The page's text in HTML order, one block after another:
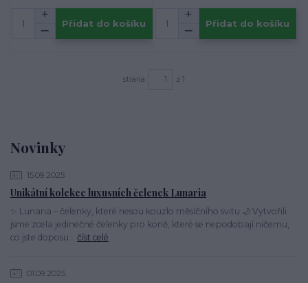
Novinky
15.09.2025
Unikátní kolekce luxusních čelenek Lunaria
✨ Lunaria – čelenky, které nesou kouzlo měsíčního svitu 🌙 Vytvořili
jsme zcela jedinečné čelenky pro koně, které se nepodobají ničemu,
co jste doposu... číst celé
01.09.2025
Přidat do košíku Přidat do košíku
strana z 1